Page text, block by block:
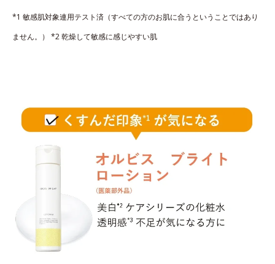
*1 敏感肌対象連用テスト済（すべての方のお肌に合うということではあり
ません。） *2 乾燥して敏感に感じやすい肌